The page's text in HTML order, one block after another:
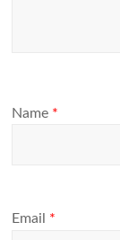
Name *
Email *